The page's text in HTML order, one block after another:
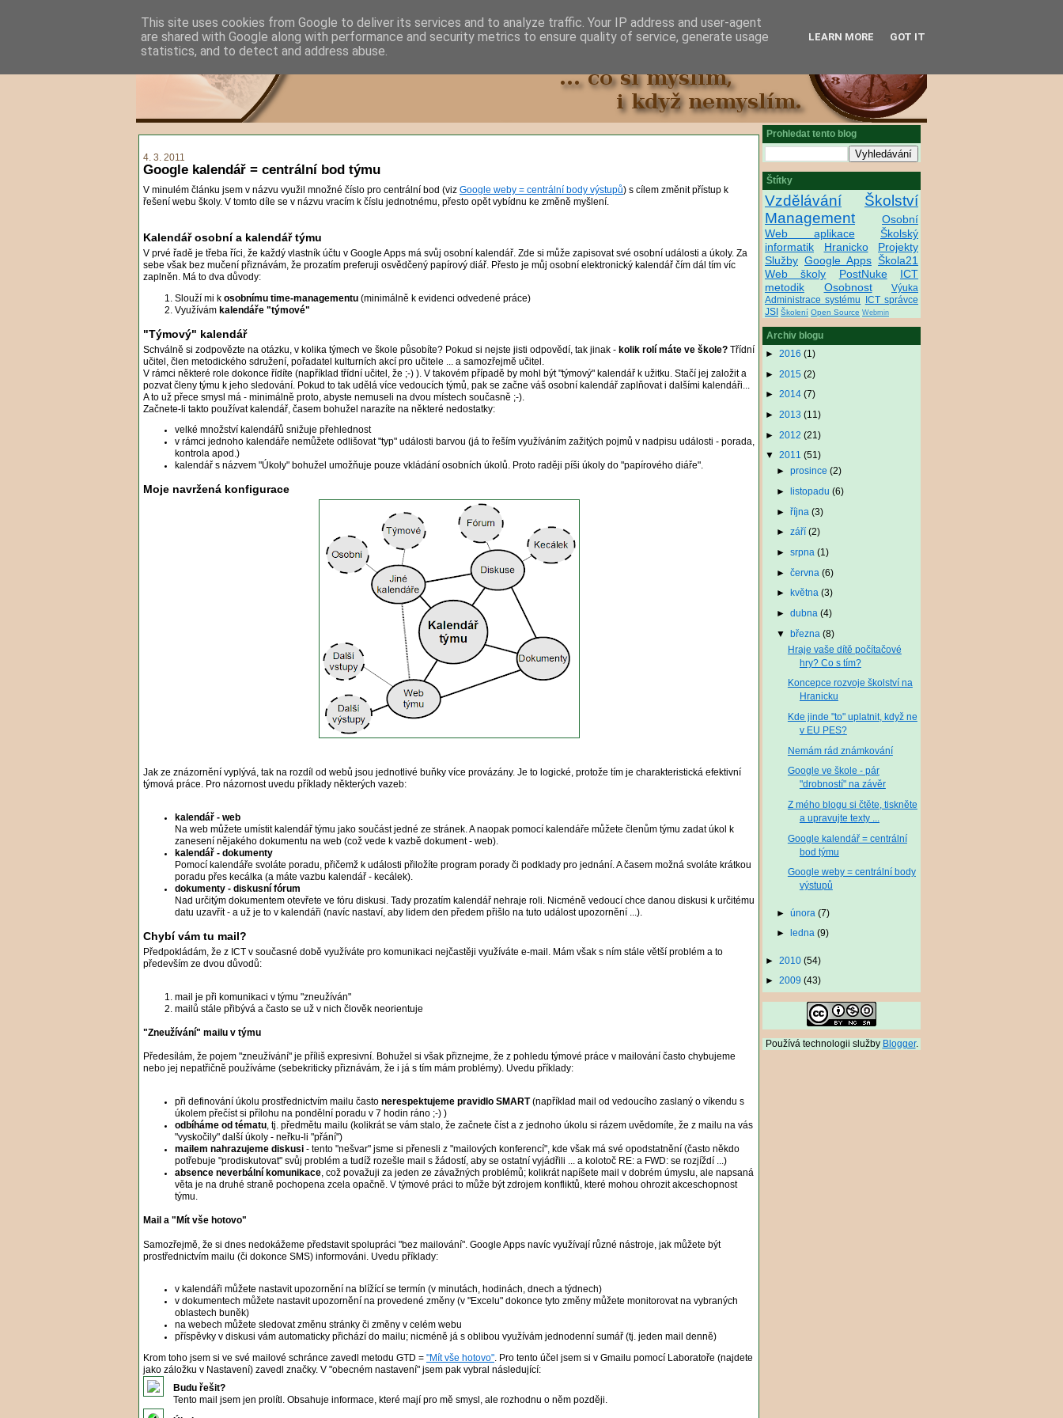
4. 3. 2011
Google kalendář = centrální bod týmu
V minulém článku jsem v názvu využil množné číslo pro centrální bod (viz Google weby = centrální body výstupů) s cílem změnit přístup k
řešení webu školy. V tomto díle se v názvu vracím k číslu jednotnému, přesto opět vybídnu ke změně myšlení.
Kalendář osobní a kalendář týmu
V prvé řadě je třeba říci, že každý vlastník účtu v Google Apps má svůj osobní kalendář. Zde si může zapisovat své osobní události a úkoly. Za
sebe však bez mučení přiznávám, že prozatím preferuji osvědčený papírový diář. Přesto je můj osobní elektronický kalendář čím dál tím víc
zaplněn. Má to dva důvody:
Slouží mi k osobnímu time-managementu (minimálně k evidenci odvedené práce)
Využívám kalendáře "týmové"
"Týmový" kalendář
Schválně si zodpovězte na otázku, v kolika týmech ve škole působíte? Pokud si nejste jisti odpovědí, tak jinak - kolik rolí máte ve škole? Třídní
učitel, člen metodického sdružení, pořadatel kulturních akcí pro učitele ... a samozřejmě učitel.
V rámci některé role dokonce řídíte (například třídní učitel, že ;-) ). V takovém případě by mohl být "týmový" kalendář k užitku. Stačí jej založit a
pozvat členy týmu k jeho sledování. Pokud to tak udělá více vedoucích týmů, pak se začne váš osobní kalendář zaplňovat i dalšími kalendáři...
A to už přece smysl má - minimálně proto, abyste nemuseli na dvou místech současně ;-).
Začnete-li takto používat kalendář, časem bohužel narazíte na některé nedostatky:
velké množství kalendářů snižuje přehlednost
v rámci jednoho kalendáře nemůžete odlišovat "typ" události barvou (já to řeším využíváním zažitých pojmů v nadpisu události - porada,
kontrola apod.)
kalendář s názvem "Úkoly" bohužel umožňuje pouze vkládání osobních úkolů. Proto raději píši úkoly do "papírového diáře".
Moje navržená konfigurace
Jak ze znázornění vyplývá, tak na rozdíl od webů jsou jednotlivé buňky více provázány. Je to logické, protože tím je charakteristická efektivní
týmová práce. Pro názornost uvedu příklady některých vazeb:
kalendář - web
Na web můžete umístit kalendář týmu jako součást jedné ze stránek. A naopak pomocí kalendáře můžete členům týmu zadat úkol k
zanesení nějakého dokumentu na web (což vede k vazbě dokument - web).
kalendář - dokumenty
Pomocí kalendáře svoláte poradu, přičemž k události přiložíte program porady či podklady pro jednání. A časem možná svoláte krátkou
poradu přes kecálka (a máte vazbu kalendář - kecálek).
dokumenty - diskusní fórum
Nad určitým dokumentem otevřete ve fóru diskusi. Tady prozatím kalendář nehraje roli. Nicméně vedoucí chce danou diskusi k určitému
datu uzavřít - a už je to v kalendáři (navíc nastaví, aby lidem den předem přišlo na tuto událost upozornění ...).
Chybí vám tu mail?
Předpokládám, že z ICT v současné době využíváte pro komunikaci nejčastěji využíváte e-mail. Mám však s ním stále větší problém a to
především ze dvou důvodů:
mail je při komunikaci v týmu "zneužíván"
mailů stále přibývá a často se už v nich člověk neorientuje
"Zneužívání" mailu v týmu
Předesílám, že pojem "zneužívání" je příliš expresivní. Bohužel si však přiznejme, že z pohledu týmové práce v mailování často chybujeme
nebo jej nepatřičně používáme (sebekriticky přiznávám, že i já s tím mám problémy). Uvedu příklady:
při definování úkolu prostřednictvím mailu často nerespektujeme pravidlo SMART(například mail od vedoucího zaslaný o víkendu s
úkolem přečíst si přílohu na pondělní poradu v 7 hodin ráno ;-) )
odbíháme od tématu , tj. předmětu mailu (kolikrát se vám stalo, že začnete číst a z jednoho úkolu si rázem uvědomíte, že z mailu na vás
"vyskočily" další úkoly - neřku-li "přání")
mailem nahrazujeme diskusi - tento "nešvar" jsme si přenesli z "mailových konferencí", kde však má své opodstatnění (často někdo
potřebuje "prodiskutovat" svůj problém a tudíž rozešle mail s žádostí, aby se ostatní vyjádřili ... a kolotoč RE: a FWD: se rozjíždí ...)
absence neverbální komunikace , což považuji za jeden ze závažných problémů; kolikrát napíšete mail v dobrém úmyslu, ale napsaná
věta je na druhé straně pochopena zcela opačně. V týmové práci to může být zdrojem konfliktů, které mohou ohrozit akceschopnost
týmu.
Mail a "Mít vše hotovo"
Samozřejmě, že si dnes nedokážeme představit spolupráci "bez mailování". Google Apps navíc využívají různé nástroje, jak můžete být
prostřednictvím mailu (či dokonce SMS) informováni. Uvedu příklady:
v kalendáři můžete nastavit upozornění na blížící se termín (v minutách, hodinách, dnech a týdnech)
v dokumentech můžete nastavit upozornění na provedené změny (v "Excelu" dokonce tyto změny můžete monitorovat na vybraných
oblastech buněk)
na webech můžete sledovat změnu stránky či změny v celém webu
příspěvky v diskusi vám automaticky přichází do mailu; nicméně já s oblibou využívám jednodenní sumář (tj. jeden mail denně)
Krom toho jsem si ve své mailové schránce zavedl metodu GTD = "Mít vše hotovo" . Pro tento účel jsem si v Gmailu pomocí Laboratoře (najdete
jako záložku v Nastavení) zavedl značky. V "obecném nastavení" jsem pak vybral následující:
Budu řešit?
Tento mail jsem jen prolítl. Obsahuje informace, které mají pro mě smysl, ale rozhodnu o něm později.
Prohledat tento blog
Štítky
Vzdělávání
Školství
Management
Osobní
Web aplikace
Školský
informatik
Hranicko
Projekty
Služby Google Apps Škola21
Web školy
PostNuke
ICT
metodik
Osobnost
Výuka
Administrace systému
ICT správce
JSI Školení Open Source Webmin
Archiv blogu
► 2016 (1)
► 2015 (2)
► 2014 (7)
► 2013 (11)
► 2012 (21)
▼ 2011 (51)
► prosince (2)
► listopadu (6)
► října (3)
► září (2)
► srpna (1)
► června (6)
► května (3)
► dubna (4)
▼ března (8)
Hraje vaše dítě počítačové
hry? Co s tím?
Koncepce rozvoje školství na
Hranicku
Kde jinde "to" uplatnit, když ne
v EU PES?
Nemám rád známkování
Google ve škole - pár
"drobností" na závěr
Z mého blogu si čtěte, tiskněte
a upravujte texty ...
Google kalendář = centrální
bod týmu
Google weby = centrální body
výstupů
► února (7)
► ledna (9)
► 2010 (54)
► 2009 (43)
Používá technologii služby Blogger.
This site uses cookies from Google to deliver its services and to analyze traffic. Your IP address and user-agent
are shared with Google along with performance and security metrics to ensure quality of service, generate usage
statistics, and to detect and address abuse.
LEARN MORE GOT IT